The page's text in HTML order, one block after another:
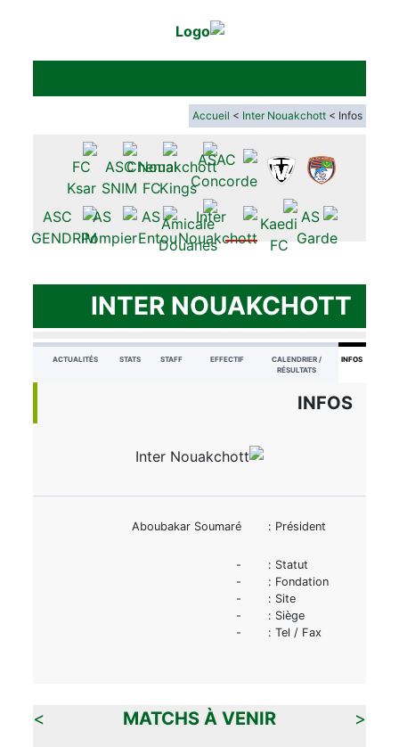
Accueil < Inter Nouakchott< Infos
INTER NOUAKCHOTT
INFOS
CALENDRIER /
RÉSULTATS
EFFECTIF
STAFF
STATS
ACTUALITÉS
INFOS
Président :
Aboubakar Soumaré
Statut :
-
Fondation :
-
Site :
-
Siège :
-
Tel / Fax :
-
<
MATCHS À VENIR
>